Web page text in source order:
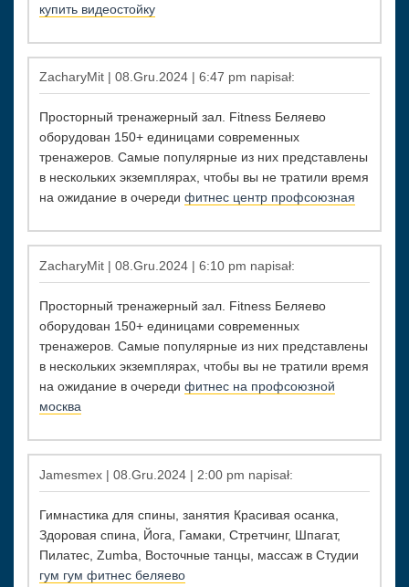
купить видеостойку
ZacharyMit | 08.Gru.2024 | 6:47 pm napisał:
Просторный тренажерный зал. Fitness Беляево
оборудован 150+ единицами современных
тренажеров. Самые популярные из них представлены
в нескольких экземплярах, чтобы вы не тратили время
на ожидание в очереди фитнес центр профсоюзная
ZacharyMit | 08.Gru.2024 | 6:10 pm napisał:
Просторный тренажерный зал. Fitness Беляево
оборудован 150+ единицами современных
тренажеров. Самые популярные из них представлены
в нескольких экземплярах, чтобы вы не тратили время
на ожидание в очереди фитнес на профсоюзной
москва
Jamesmex | 08.Gru.2024 | 2:00 pm napisał:
Гимнастика для спины, занятия Красивая осанка,
Здоровая спина, Йога, Гамаки, Стретчинг, Шпагат,
Пилатес, Zumba, Восточные танцы, массаж в Студии
гум гум фитнес беляево